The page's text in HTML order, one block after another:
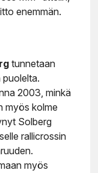
enemmän.
tunnetaan
puolelta.
2003, minkä
myös kolme
Solberg
rallicrossin
myös